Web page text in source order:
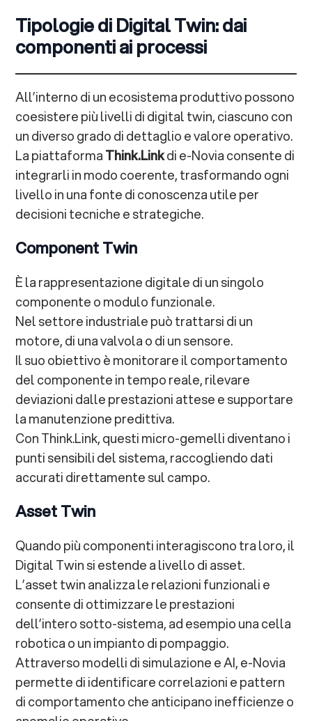
Tipologie di Digital Twin: dai
componenti ai processi
All’interno di un ecosistema produttivo possono
coesistere più livelli di digital twin, ciascuno con
un diverso grado di dettaglio e valore operativo.
La piattaformaThink.Linkdi e-Novia consente di
integrarli in modo coerente, trasformando ogni
livello in una fonte di conoscenza utile per
decisioni tecniche e strategiche.
Component Twin
È la rappresentazione digitale di un singolo
componente o modulo funzionale.
Nel settore industriale può trattarsi di un
motore, di una valvola o di un sensore.
Il suo obiettivo è monitorare il comportamento
del componente in tempo reale, rilevare
deviazioni dalle prestazioni attese e supportare
la manutenzione predittiva.
Con Think.Link, questi micro-gemelli diventano i
punti sensibili del sistema, raccogliendo dati
accurati direttamente sul campo.
Asset Twin
Quando più componenti interagiscono tra loro, il
Digital Twin si estende a livello di asset.
L’asset twin analizza le relazioni funzionali e
consente di ottimizzare le prestazioni
dell’intero sotto-sistema, ad esempio una cella
robotica o un impianto di pompaggio.
Attraverso modelli di simulazione e AI, e-Novia
permette di identificare correlazioni e pattern
di comportamento che anticipano inefficienze o